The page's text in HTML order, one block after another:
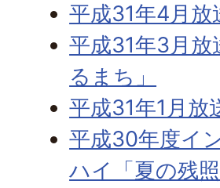
平成31年4月
平成31年3月
るまち」
平成31年1月放
平成30年度イ
ハイ「夏の残